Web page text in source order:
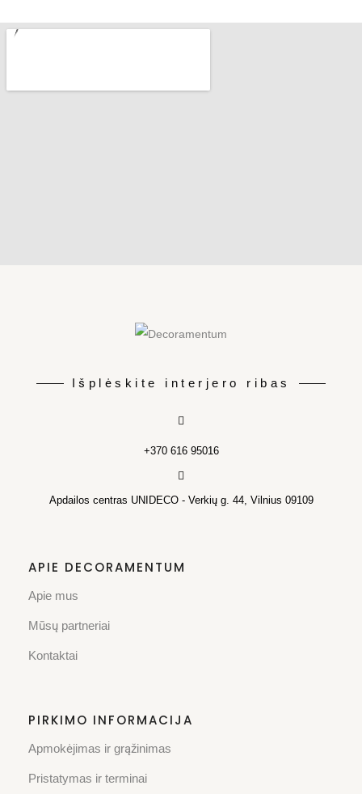
Išplėskite interjero ribas
+370 616 95016
Apdailos centras UNIDECO - Verkių g. 44, Vilnius 09109
APIE DECORAMENTUM
Apie mus
Mūsų partneriai
Kontaktai
PIRKIMO INFORMACIJA
Apmokėjimas ir grąžinimas
Pristatymas ir terminai